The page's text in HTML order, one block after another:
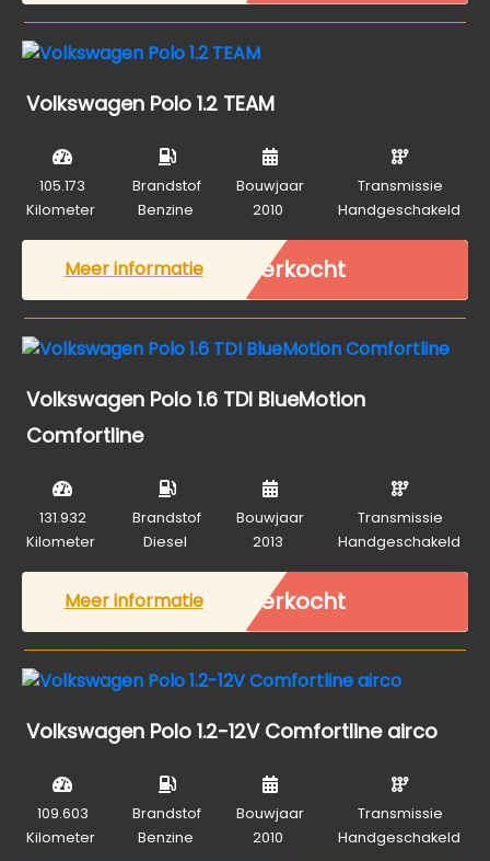
Volkswagen Polo 1.2 TEAM
105.173
Kilometer
Brandstof
Benzine
Bouwjaar
2010
Transmissie
Handgeschakeld
Meer informatie Verkocht
Volkswagen Polo 1.6 TDI BlueMotion
Comfortline
131.932
Kilometer
Brandstof
Diesel
Bouwjaar
2013
Transmissie
Handgeschakeld
Meer informatie Verkocht
Volkswagen Polo 1.2-12V Comfortline airco
109.603
Kilometer
Brandstof
Benzine
Bouwjaar
2010
Transmissie
Handgeschakeld